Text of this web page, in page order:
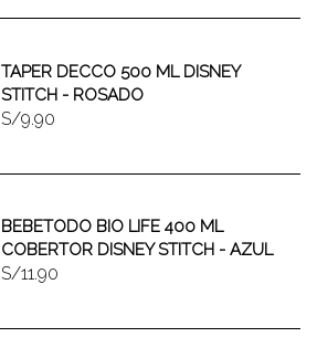
TAPER DECCO 500 ML DISNEY
STITCH - ROSADO
S/9.90
BEBETODO BIO LIFE 400 ML
COBERTOR DISNEY STITCH - AZUL
S/11.90